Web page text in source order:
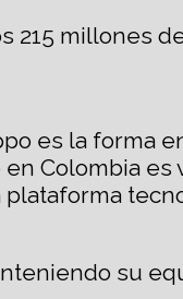
215 millones
es la forma
Colombia
su